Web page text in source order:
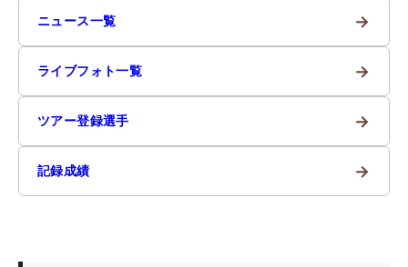
ニュース一覧 →
ライブフォト一覧 →
ツアー登録選手 →
記録成績 →